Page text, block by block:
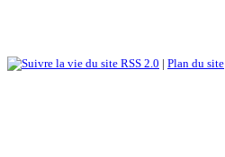
RSS 2.0 | Plan du site